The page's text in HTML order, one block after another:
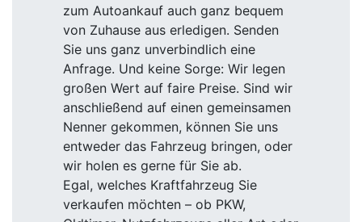
zum Autoankauf auch ganz bequem
von Zuhause aus erledigen. Senden
Sie uns ganz unverbindlich eine
Anfrage. Und keine Sorge: Wir legen
großen Wert auf faire Preise. Sind wir
anschließend auf einen gemeinsamen
Nenner gekommen, können Sie uns
entweder das Fahrzeug bringen, oder
wir holen es gerne für Sie ab.
Egal, welches Kraftfahrzeug Sie
verkaufen möchten – ob PKW,